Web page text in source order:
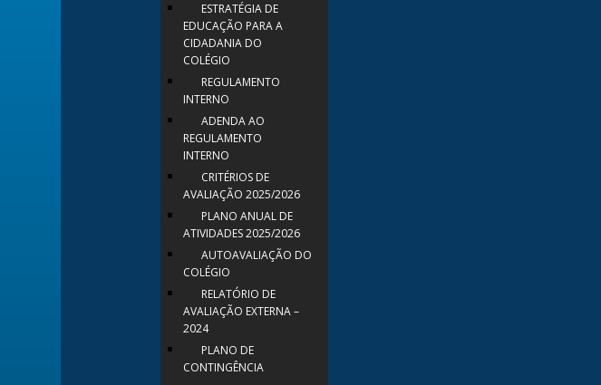
ESTRATÉGIA DE
EDUCAÇÃO PARA A
CIDADANIA DO
COLÉGIO
REGULAMENTO
INTERNO
ADENDA AO
REGULAMENTO
INTERNO
CRITÉRIOS DE
AVALIAÇÃO 2025/2026
PLANO ANUAL DE
ATIVIDADES 2025/2026
AUTOAVALIAÇÃO DO
COLÉGIO
RELATÓRIO DE
AVALIAÇÃO EXTERNA –
2024
PLANO DE
CONTINGÊNCIA